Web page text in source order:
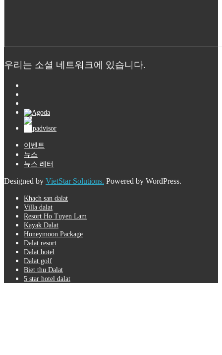
우리는 소셜 네트워크에 있습니다.
이벤트
뉴스
뉴스 레터
Designed by VietStar Solutions. Powered by WordPress.
Khach san dalat
Villa dalat
Resort Ho Tuyen Lam
Kayak Dalat
Honeymoon Package
Dalat resort
Dalat hotel
Dalat golf
Biet thu Dalat
5 star hotel dalat